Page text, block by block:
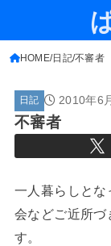
HOME 日記 不審者
日記 2010年6
不審者
一人暮らしとな
会などご近所づ
す。